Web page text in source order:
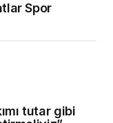
Spor
tutar gibi